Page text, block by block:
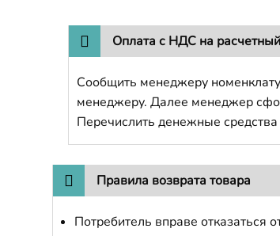
Оплата с НДС на
Сообщить менеджеру
менеджеру. Далее менеджер
Перечислить денежные
Правила возврата товара
Потребитель вправе отказаться